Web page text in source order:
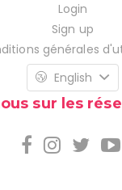
Login
Sign up
générales
English
sur les